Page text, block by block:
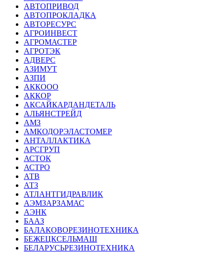
АВТОПРИВОД
АВТОПРОКЛАДКА
АВТОРЕСУРС
АГРОИНВЕСТ
АГРОМАСТЕР
АГРОТЭК
АДВЕРС
АЗИМУТ
АЗПИ
АККООО
АККОР
АКСАЙКАРДАНДЕТАЛЬ
АЛЬЯНСТРЕЙД
АМЗ
АМКОДОРЭЛАСТОМЕР
АНТАЛЛАКТИКА
АРСГРУП
АСТОК
АСТРО
АТВ
АТЗ
АТЛАНТГИДРАВЛИК
АЭМЗАРЗАМАС
АЭНК
БААЗ
БАЛАКОВОРЕЗИНОТЕХНИКА
БЕЖЕЦКСЕЛЬМАШ
БЕЛАРУСЬРЕЗИНОТЕХНИКА